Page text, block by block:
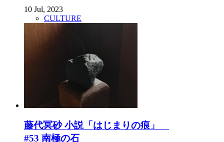
10 Jul, 2023
CULTURE
藤代冥砂 小説「はじまりの痕」
#53 南極の石